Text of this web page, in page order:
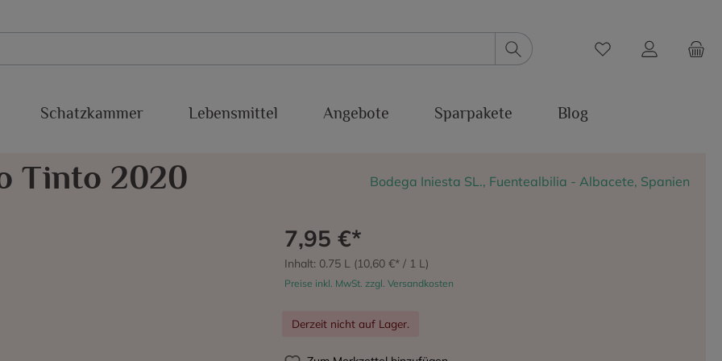
Schatzkammer Lebensmittel Angebote Sparpakete Blog
Garnacha Blanca
Tinto 2020 Bodega Iniesta SL., Fuentealbilia - Albacete, Spanien
7,95 €*
Inhalt: 0.75 L (10,60 €* / 1 L)
Preise inkl. MwSt. zzgl. Versandkosten
Derzeit nicht auf Lager.